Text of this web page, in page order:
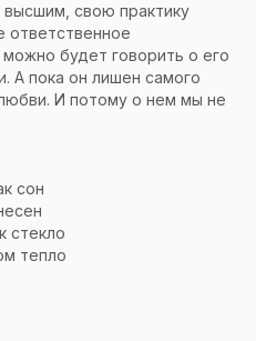
свою практику
ответственное
будет говорить о его
А пока он лишен самого
И потому о нем мы не
сон
стекло
тепло